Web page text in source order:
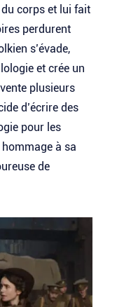
corps et lui fait
perdurent
s’évade,
et crée un
plusieurs
d’écrire des
pour les
à sa
de